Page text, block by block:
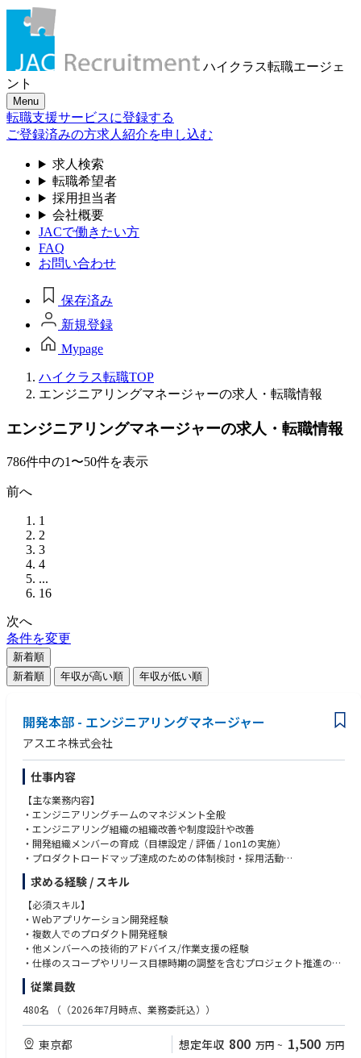
ハイクラス転職エージェ
ント
Menu
転職支援サービスに登録する
ご登録済みの方求人紹介を申し込む
求人検索
転職希望者
採用担当者
会社概要
JACで働きたい方
FAQ
お問い合わせ
保存済み
新規登録
Mypage
ハイクラス転職TOP
エンジニアリングマネージャーの求人・転職情報
エンジニアリングマネージャーの求人・転職情報
786件中の1〜50件を表示
前へ
1
2
3
4
...
16
次へ
条件を変更
新着順
新着順
年収が高い順 年収が低い順
開発本部 - エンジニアリングマネージャー
アスエネ株式会社
仕事内容
【主な業務内容】
・エンジニアリングチームのマネジメント全般
・エンジニアリング組織の組織改善や制度設計や改善
・開発組織メンバーの育成（目標設定 / 評価 / 1on1の実施）
・プロダクトロードマップ達成のための体制検討・採用活動
・技術広報
・プロダクトの新機能開発のリード
【開発環境】
・言語：PHP,TypeScript
・フレームワーク：Laravel,Express
・データベース：PostgreSQL
・プロジェクト管理、情報共有ツール：Notion
求める経験 / スキル
【必須スキル】
・Webアプリケーション開発経験
・複数人でのプロダクト開発経験
・他メンバーへの技術的アドバイス/作業支援の経験
・仕様のスコープやリリース目標時期の調整を含むプロジェクト推進の経
験
【歓迎スキル】
・スクラムマスターの経験
・中長期を見据えた組織戦略の立案、実行の経験
従業員数
480名 （（2026年7月時点、業務委託込））
東京都 想定年収 800 万円 ~ 1,500 万円